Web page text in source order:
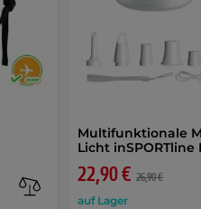
Multifunktionale
Licht
22,90 € 26,90 €
auf Lager